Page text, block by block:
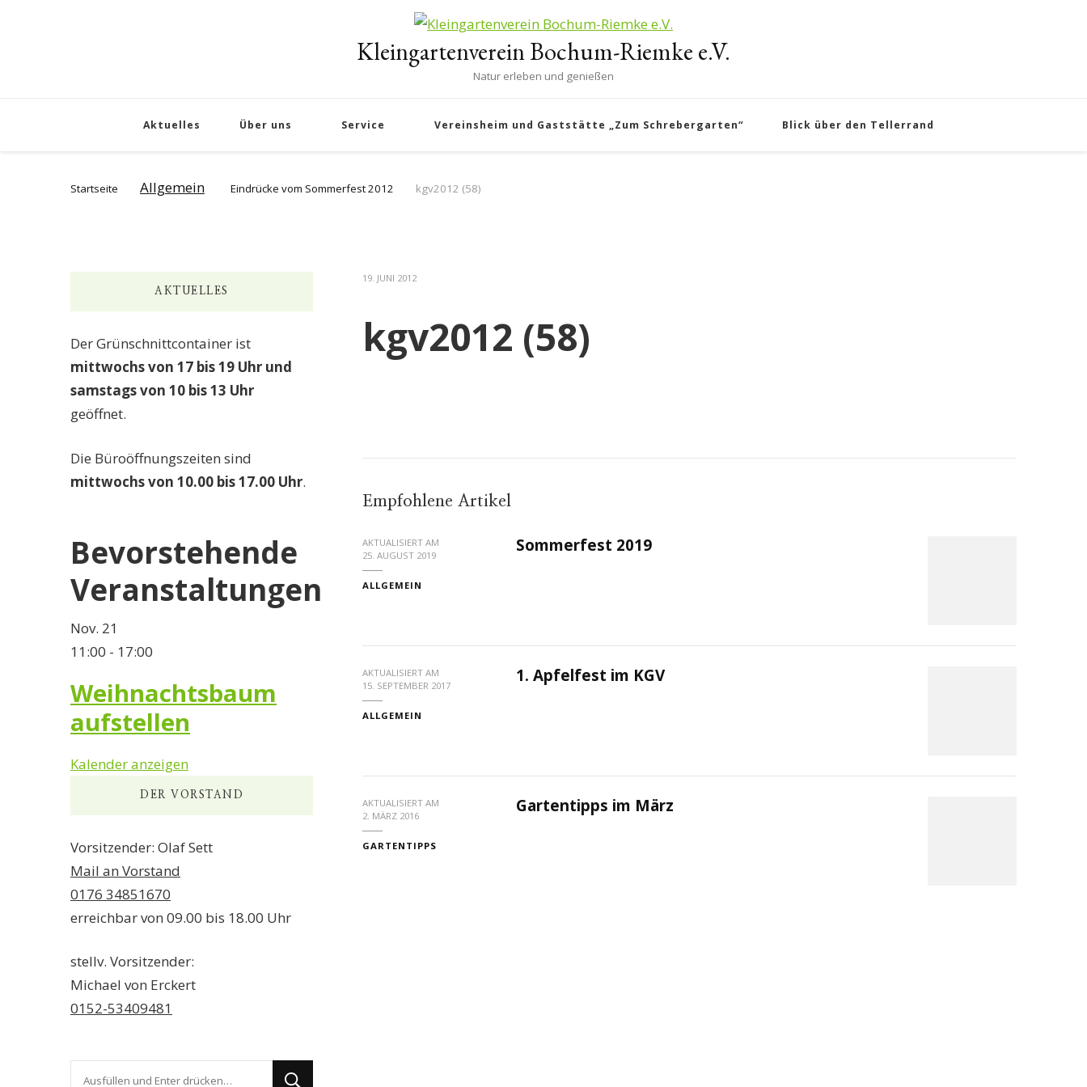
Kleingartenverein Bochum-Riemke e.V.
Natur erleben und genießen
Aktuelles Über uns Service Vereinsheim und Gaststätte „Zum Schrebergarten“ Blick über den Tellerrand
Startseite Allgemein Eindrücke vom Sommerfest 2012 kgv2012 (58)
19. JUNI 2012
kgv2012 (58)
Empfohlene Artikel
AKTUALISIERT AM
25. AUGUST 2019
ALLGEMEIN
Sommerfest 2019
AKTUALISIERT AM
15. SEPTEMBER 2017
ALLGEMEIN
1. Apfelfest im KGV
AKTUALISIERT AM
2. MÄRZ 2016
GARTENTIPPS
Gartentipps im März
AKTUELLES
Der Grünschnittcontainer ist
mittwochs von 17 bis 19 Uhr und
samstags von 10 bis 13 Uhr
geöffnet.
Die Büroöffnungszeiten sind
mittwochs von 10.00 bis 17.00 Uhr.
Bevorstehende
Veranstaltungen
Nov. 21
11:00 - 17:00
Weihnachtsbaum
aufstellen
Kalender anzeigen
DER VORSTAND
Vorsitzender: Olaf Sett
Mail an Vorstand
0176 34851670
erreichbar von 09.00 bis 18.00 Uhr
stellv. Vorsitzender:
Michael von Erckert
0152-53409481